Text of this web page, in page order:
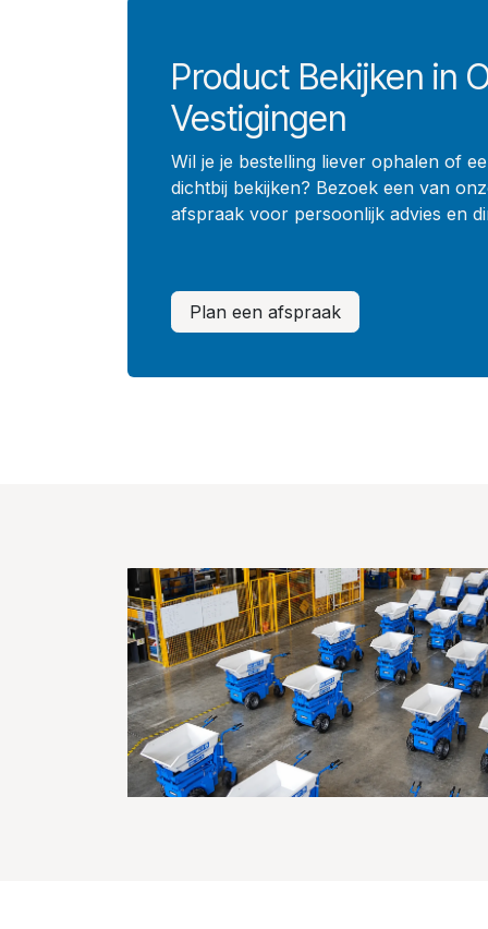
Product Bekijken in
Vestigingen
Wil je je bestelling liever ophalen of
dichtbij bekijken? Bezoek een van
afspraak voor persoonlijk advies en
Plan een afspraak​